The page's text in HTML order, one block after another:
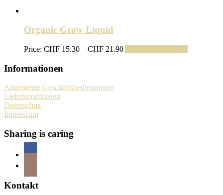
Organic Grow Liquid
Price: CHF 15.30 – CHF 21.90Preisspanne:
Informationen
Allgemeine Geschäftsbedingungen
Lieferkonditionen
Datenschuz
Impressum
Sharing is caring
Kontakt